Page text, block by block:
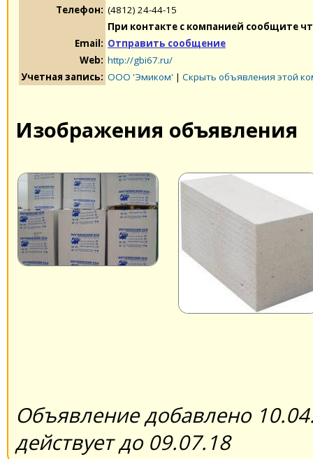
Телефон: (4812) 24-44-15
При контакте с компанией сообщите
Email: Отправить сообщение
Web: http://gbi67.ru/
Учетная запись: ООО 'Эмиком' | Скрыть объявления этой
Изображения объявления
Объявление добавлено
действует до 09.07.18